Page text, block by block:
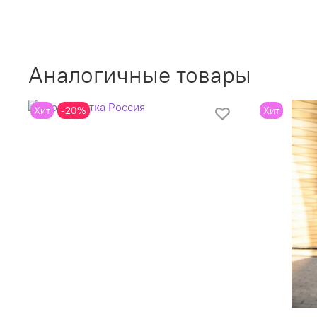
Аналогичные товары
Хит -20% Хит